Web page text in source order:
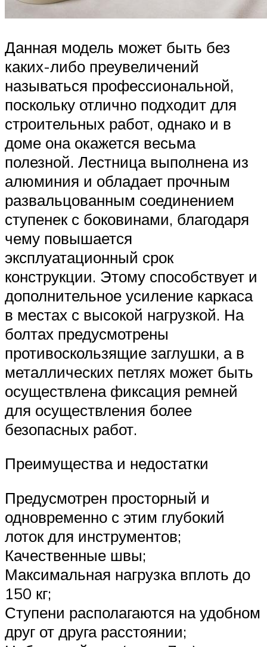
Данная модель может быть без
каких-либо преувеличений
называться профессиональной,
поскольку отлично подходит для
строительных работ, однако и в
доме она окажется весьма
полезной. Лестница выполнена из
алюминия и обладает прочным
развальцованным соединением
ступенек с боковинами, благодаря
чему повышается
эксплуатационный срок
конструкции. Этому способствует и
дополнительное усиление каркаса
в местах с высокой нагрузкой. На
болтах предусмотрены
противоскользящие заглушки, а в
металлических петлях может быть
осуществлена фиксация ремней
для осуществления более
безопасных работ.
Преимущества и недостатки
Предусмотрен просторный и
одновременно с этим глубокий
лоток для инструментов;
Качественные швы;
Максимальная нагрузка вплоть до
150 кг;
Ступени располагаются на удобном
друг от друга расстоянии;